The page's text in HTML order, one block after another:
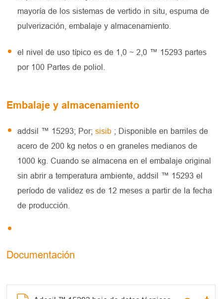
mayoría de los sistemas de vertido in situ, espuma de
pulverización, embalaje y almacenamiento.
el nivel de uso típico es de 1,0 ~ 2,0 ™ 15293 partes
por 100 Partes de poliol.
Embalaje y almacenamiento
addsil ™ 15293; Por;sisib ; Disponible en barriles de
acero de 200 kg netos o en graneles medianos de
1000 kg. Cuando se almacena en el embalaje original
sin abrir a temperatura ambiente, addsil ™ 15293 el
período de validez es de 12 meses a partir de la fecha
de producción.
Documentación